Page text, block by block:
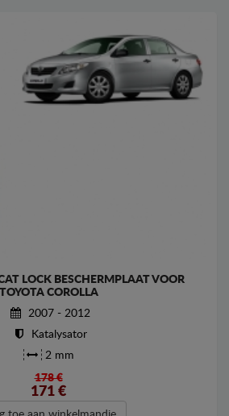
LOCK BESCHERMPLAAT VOOR
TOYOTA COROLLA
2007 - 2012
Katalysator
2 mm
178 €
171 €